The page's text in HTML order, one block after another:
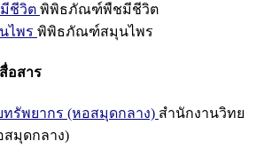
ชีวิต พิพิธภัณฑ์พืชมีชีวิต
ไพร พิพิธภัณฑ์สมุนไพร
อสาร
รัพยากร (หอสมุดกลาง) สำนักงานวิทย
สมุดกลาง)